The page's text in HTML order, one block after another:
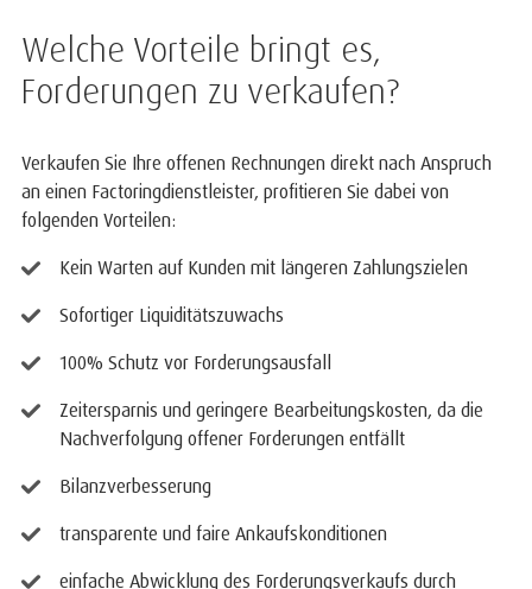
Welche Vorteile bringt es,
Forderungen zu verkaufen?
Verkaufen Sie Ihre offenen Rechnungen direkt nach Anspruch
an einen Factoringdienstleister, profitieren Sie dabei von
folgenden Vorteilen:
Kein Warten auf Kunden mit längeren Zahlungszielen
Sofortiger Liquiditätszuwachs
100% Schutz vor Forderungsausfall
Zeitersparnis und geringere Bearbeitungskosten, da die
Nachverfolgung offener Forderungen entfällt
Bilanzverbesserung
transparente und faire Ankaufskonditionen
einfache Abwicklung des Forderungsverkaufs durch